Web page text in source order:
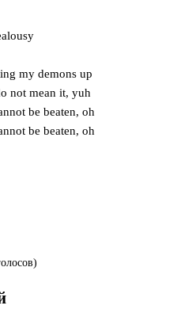
my demons up
not mean it, yuh
be beaten, oh
be beaten, oh